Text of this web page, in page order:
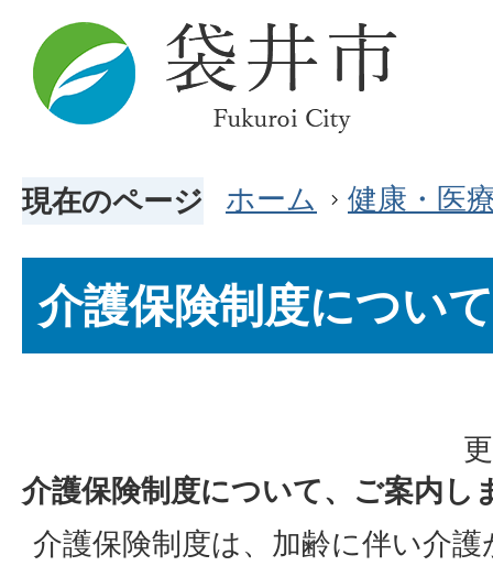
現在のページ ホーム 健康・医
介護保険制度について
介護保険制度について、ご案内し
介護保険制度は、加齢に伴い介